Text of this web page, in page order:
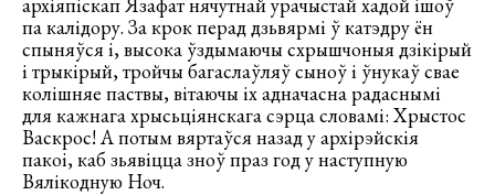
па калідору. За крок перад дзьвярмі ў катэдру ён
спыняўся і, высока ўздымаючы схрышчоныя дзікірый
і трыкірый, тройчы багаслаўляў сыноў і ўнукаў свае
колішняе паствы, вітаючы іх адначасна радаснымі
для кажнага хрысьціянскага сэрца словамі: Хрыстос
Васкрос! А потым вяртаўся назад у архірэйскія
пакоі, каб зьявіцца зноў праз год у наступную
Вялікодную Ноч.